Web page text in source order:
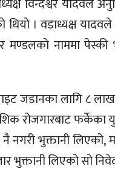
विन्देश्वर
थियाे । वडाध्यक्ष
मण्डलको नाममा
लाइट जडानका लागि
रोजगारबाट
नगरी भुक्तानी
भुक्तानी लिएको सो